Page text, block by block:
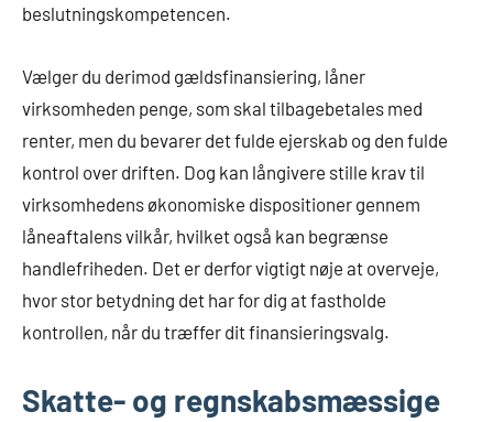
beslutningskompetencen.
Vælger du derimod gældsfinansiering, låner
virksomheden penge, som skal tilbagebetales med
renter, men du bevarer det fulde ejerskab og den fulde
kontrol over driften. Dog kan långivere stille krav til
virksomhedens økonomiske dispositioner gennem
låneaftalens vilkår, hvilket også kan begrænse
handlefriheden. Det er derfor vigtigt nøje at overveje,
hvor stor betydning det har for dig at fastholde
kontrollen, når du træffer dit finansieringsvalg.
Skatte- og regnskabsmæssige